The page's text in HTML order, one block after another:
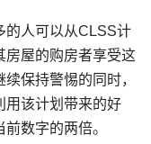
的人可以从CLSS计
房屋的购房者享受这
保持警惕的同时，
用该计划带来的好
数字的两倍。